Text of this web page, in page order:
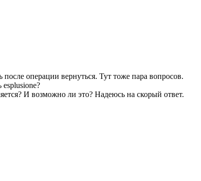
операции вернуться. Тут тоже пара вопросов.
И возможно ли это? Надеюсь на скорый ответ.